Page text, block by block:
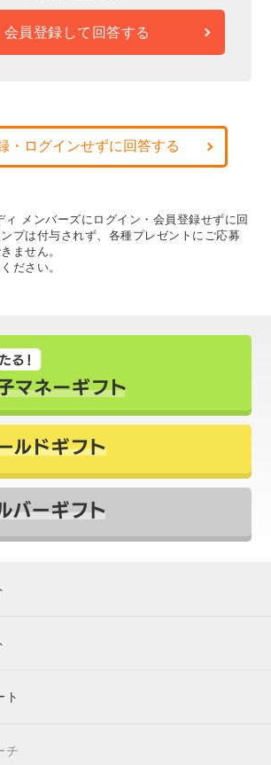
会員登録して回答する
・ログインせずに回答する
メンバーズにログイン・会員登録せずに回
プは付与されず、各種プレゼントにご応募
ません。
ださい。
ト
チ